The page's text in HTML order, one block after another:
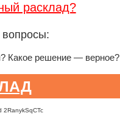
расклад?
вопросы:
Какое решение — верное?